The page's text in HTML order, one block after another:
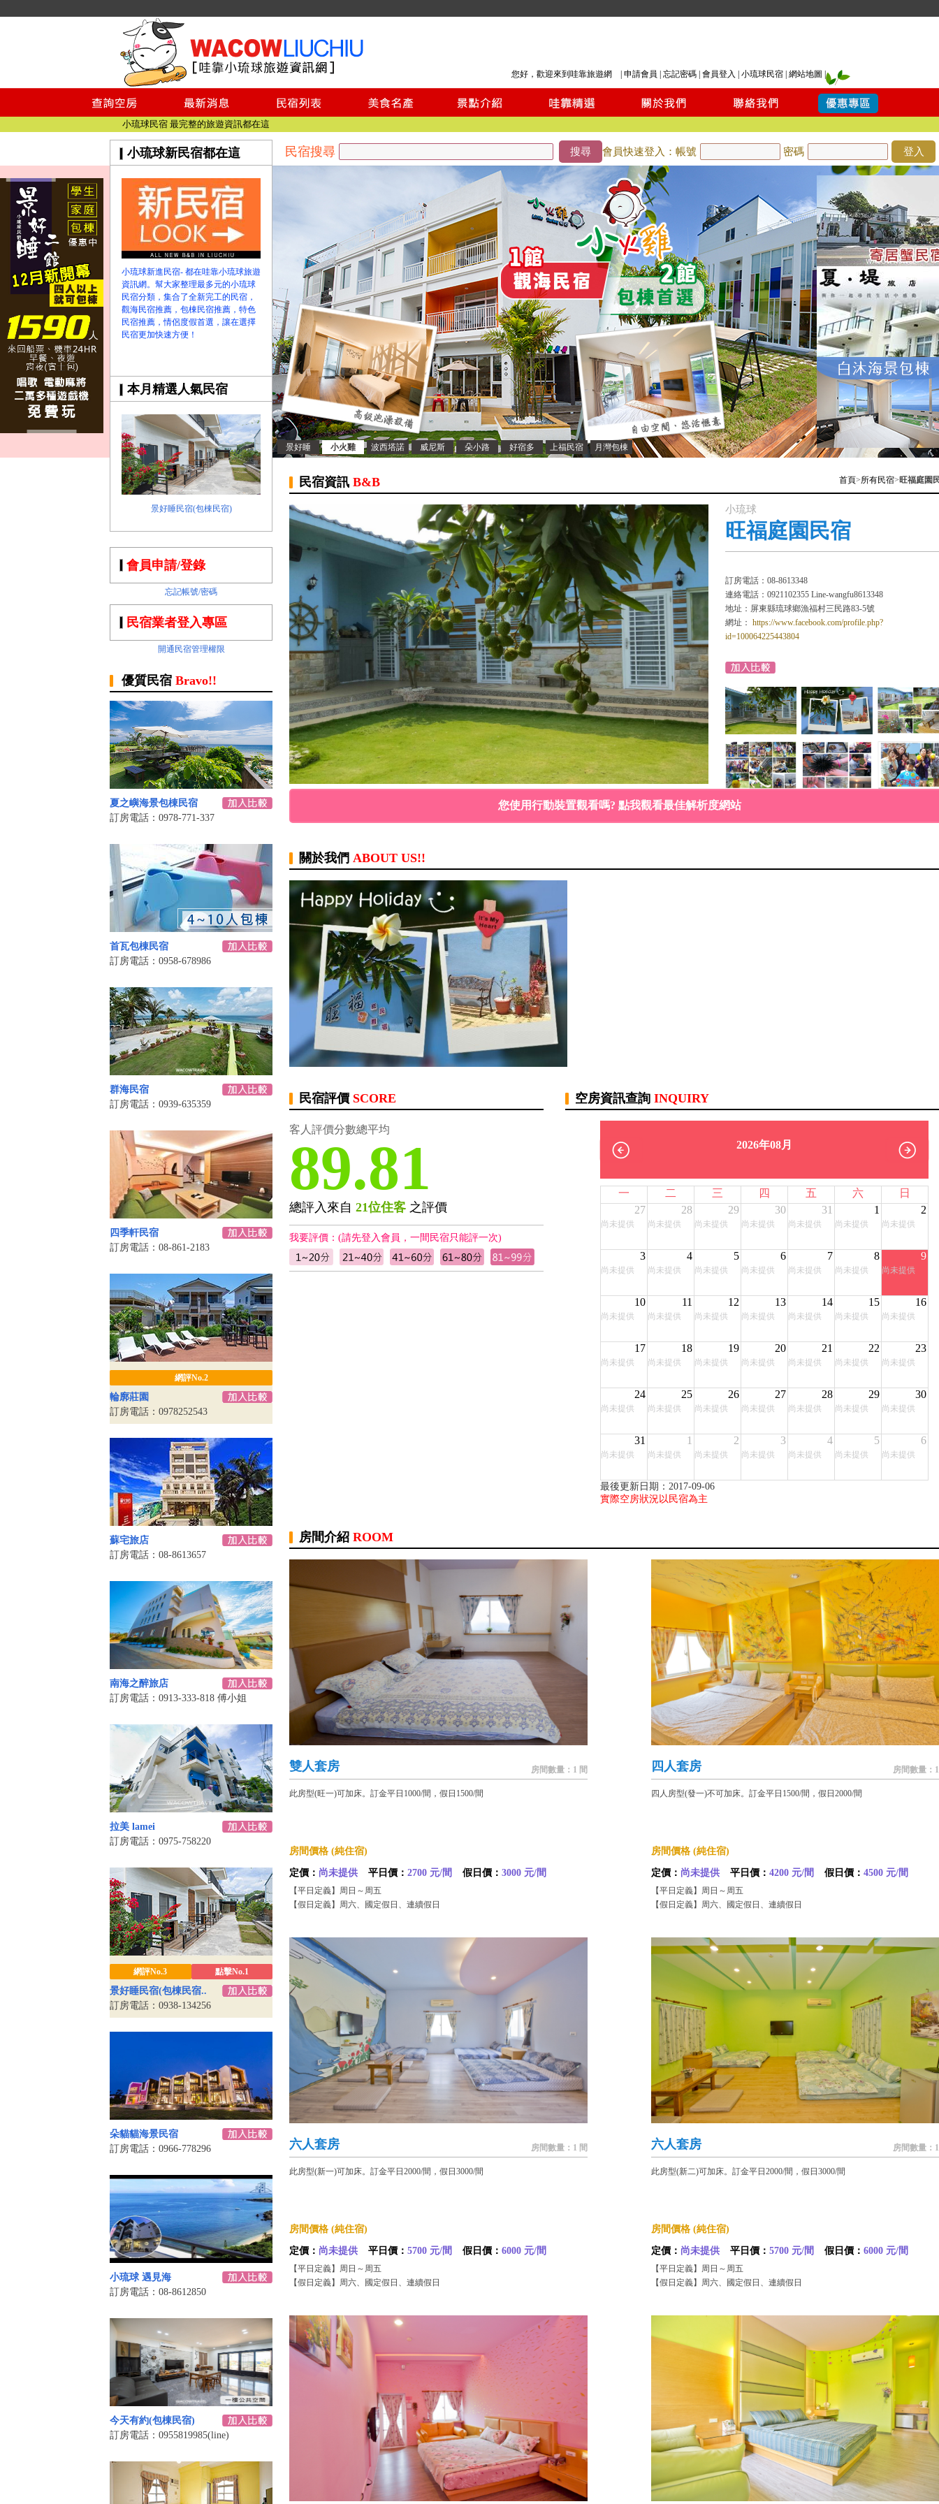
您好，歡迎來到哇靠旅遊網 | 申請會員 忘記密碼 會員登入 小琉球民宿 網站地圖
小琉球民宿空房
小琉球民宿
小琉球民宿推薦
【小琉球民宿特約】東港停車場!!看這邊
小琉球民宿 最完整的旅遊資訊都在這
【哇靠小琉球】新版官網熱情開站
小琉球民宿空房
小琉球民宿
小琉球民宿推薦
【小琉球民宿特約】東港停車場!!看這邊
小琉球民宿 最完整的旅遊資訊都在這
【哇靠小琉球】新版官網熱情開站
【哇靠小琉球粉絲團】即時動態!!
小琉球新民宿都在這
小琉球新進民宿- 都在哇靠小琉球旅遊
資訊網。幫大家整理最多元的小琉球
民宿分類，集合了全新完工的民宿，
觀海民宿推薦，包棟民宿推薦，特色
民宿推薦，情侶度假首選，讓在選擇
民宿更加快速方便！
本月精選人氣民宿
景好睡民宿(包棟民宿)
景好睡 小火雞 波西塔諾 威尼斯 朵小路 好宿多 上福民宿 月灣包棟
民宿搜尋 搜尋 會員快速登入：帳號 密碼 登入
會員申請/登錄
忘記帳號/密碼
民宿業者登入專區
開通民宿管理權限
優質民宿 Bravo!!
夏之嶼海景包棟民宿
訂房電話：0978-771-337
首瓦包棟民宿
訂房電話：0958-678986
群海民宿
訂房電話：0939-635359
四季軒民宿
訂房電話：08-861-2183
網評No.2
輪廓莊園
訂房電話：0978252543
蘇宅旅店
訂房電話：08-8613657
南海之醉旅店
訂房電話：0913-333-818 傅小姐
拉美 lamei
訂房電話：0975-758220
網評No.3 點擊No.1
景好睡民宿(包棟民宿..
訂房電話：0938-134256
朵貓貓海景民宿
訂房電話：0966-778296
小琉球 遇見海
訂房電話：08-8612850
今天有約(包棟民宿)
訂房電話：0955819985(line)
民宿資訊 B&B 首頁>所有民宿>旺福庭園
小琉球
旺福庭園民宿
訂房電話：08-8613348
連絡電話：0921102355 Line-wangfu8613348
地址：屏東縣琉球鄉漁福村三民路83-5號
網址： https://www.facebook.com/profile.php?
id=100064225443804
您使用行動裝置觀看嗎? 點我觀看最佳解析度網站
關於我們 ABOUT US!!
民宿評價 SCORE
客人評價分數總平均
89.81
總評入來自 21位住客 之評價
我要評價：(請先登入會員，一間民宿只能評一次)
空房資訊查詢 INQUIRY
2026年08月
一 二 三 四 五 六
日
27
尚未提供
28
尚未提供
29
尚未提供
30
尚未提供
31
尚未提供
1
尚未提供
2
尚未提供
3
尚未提供
4
尚未提供
5
尚未提供
6
尚未提供
7
尚未提供
8
尚未提供
9
尚未提供
10
尚未提供
11
尚未提供
12
尚未提供
13
尚未提供
14
尚未提供
15
尚未提供
16
尚未提供
17
尚未提供
18
尚未提供
19
尚未提供
20
尚未提供
21
尚未提供
22
尚未提供
23
尚未提供
24
尚未提供
25
尚未提供
26
尚未提供
27
尚未提供
28
尚未提供
29
尚未提供
30
尚未提供
31
尚未提供
1
尚未提供
2
尚未提供
3
尚未提供
4
尚未提供
5
尚未提供
6
尚未提供
最後更新日期：2017-09-06
實際空房狀況以民宿為主
房間介紹 ROOM
雙人套房 房間數量：1 間
此房型(旺一)可加床。訂金平日1000/間，假日1500/間
房間價格 (純住宿)
定價： 尚未提供 平日價： 2700 元/間 假日價： 3000 元/間
【平日定義】周日～周五
【假日定義】周六、國定假日、連續假日
四人套房 房間數量：
四人房型(發一)不可加床。訂金平日1500/間，假日2000/間
房間價格 (純住宿)
定價： 尚未提供 平日價： 4200 元/間 假日價： 4500 元/間
【平日定義】周日～周五
【假日定義】周六、國定假日、連續假日
六人套房 房間數量：1 間
此房型(新一)可加床。訂金平日2000/間，假日3000/間
房間價格 (純住宿)
定價： 尚未提供 平日價： 5700 元/間 假日價： 6000 元/間
【平日定義】周日～周五
【假日定義】周六、國定假日、連續假日
六人套房 房間數量：
此房型(新二)可加床。訂金平日2000/間，假日3000/間
房間價格 (純住宿)
定價： 尚未提供 平日價： 5700 元/間 假日價： 6000 元/間
【平日定義】周日～周五
【假日定義】周六、國定假日、連續假日